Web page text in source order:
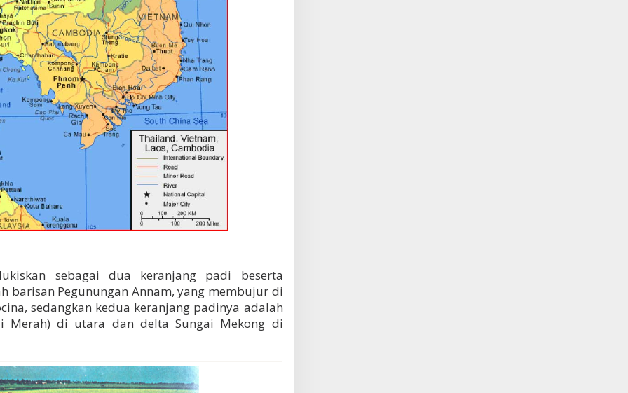
sebagai dua keranjang padi beserta
barisan Pegunungan Annam, yang membujur di
sedangkan kedua keranjang padinya adalah
Merah) di utara dan delta Sungai Mekong di